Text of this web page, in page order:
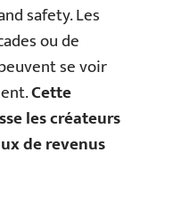
safety. Les
ou de
se voir
Cette
les créateurs
de revenus